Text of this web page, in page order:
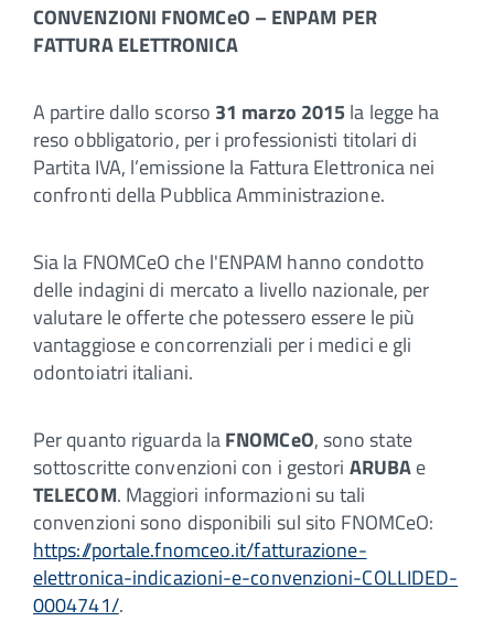
CONVENZIONI FNOMCeO – ENPAM PER
FATTURA ELETTRONICA
A partire dallo scorso 31 marzo 2015la legge ha
reso obbligatorio, per i professionisti titolari di
Partita IVA, l’emissione la Fattura Elettronica nei
confronti della Pubblica Amministrazione.
Sia la FNOMCeO che l'ENPAM hanno condotto
delle indagini di mercato a livello nazionale, per
valutare le offerte che potessero essere le più
vantaggiose e concorrenziali per i medici e gli
odontoiatri italiani.
Per quanto riguarda laFNOMCeO, sono state
sottoscritte convenzioni con i gestori ARUBAe
TELECOM. Maggiori informazioni su tali
convenzioni sono disponibili sul sito FNOMCeO:
https://portale.fnomceo.it/fatturazione-
elettronica-indicazioni-e-convenzioni-COLLIDED-
0004741/.